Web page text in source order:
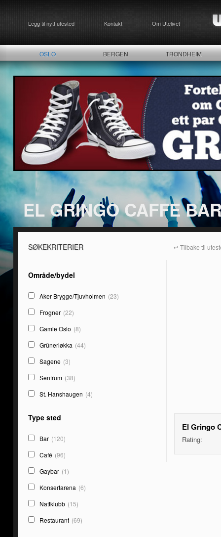
Legg til nytt utested Kontakt Om Utelivet
OSLO BERGEN TRONDHEIM
EL GRINGO CAFFE
SØKEKRITERIER
Område/bydel
Aker Brygge/Tjuvholmen (23)
Frogner (22)
Gamle Oslo (8)
Grünerløkka (44)
Sagene (3)
Sentrum (38)
St. Hanshaugen (4)
Type sted
Bar (120)
Café (96)
Gaybar (1)
Konsertarena (6)
Nattklubb (15)
Restaurant (69)
↵ Tilbake til
El Gringo
Rating: